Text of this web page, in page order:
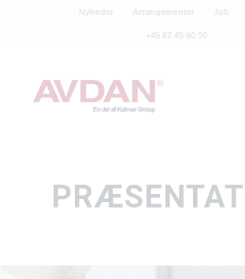
Nyheder Arrangementer Job
+45 87 45 60 90